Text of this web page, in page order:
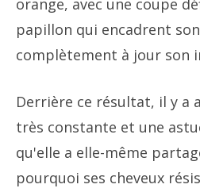
orange, avec une coupe
papillon qui encadrent
complètement à jour son
Derrière ce résultat, il y a
très constante et une
qu'elle a elle-même
pourquoi ses cheveux